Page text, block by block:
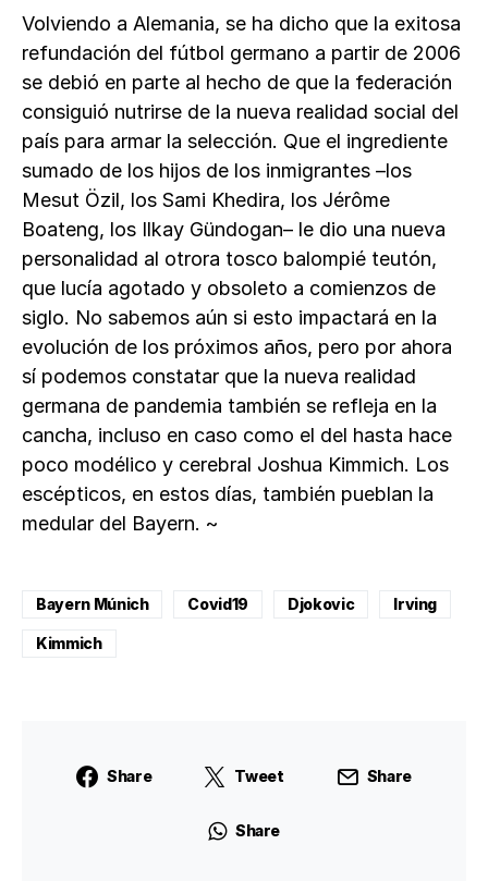
Volviendo a Alemania, se ha dicho que la exitosa
refundación del fútbol germano a partir de 2006
se debió en parte al hecho de que la federación
consiguió nutrirse de la nueva realidad social del
país para armar la selección. Que el ingrediente
sumado de los hijos de los inmigrantes –los
Mesut Özil, los Sami Khedira, los Jérôme
Boateng, los Ilkay Gündogan– le dio una nueva
personalidad al otrora tosco balompié teutón,
que lucía agotado y obsoleto a comienzos de
siglo. No sabemos aún si esto impactará en la
evolución de los próximos años, pero por ahora
sí podemos constatar que la nueva realidad
germana de pandemia también se refleja en la
cancha, incluso en caso como el del hasta hace
poco modélico y cerebral Joshua Kimmich. Los
escépticos, en estos días, también pueblan la
medular del Bayern. ~
Bayern Múnich Covid19 Djokovic Irving
Kimmich
Share Tweet Share
Share